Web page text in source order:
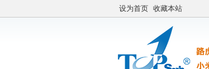
设为首页 收藏本站